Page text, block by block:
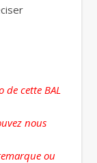
de cette BAL
nous
ou